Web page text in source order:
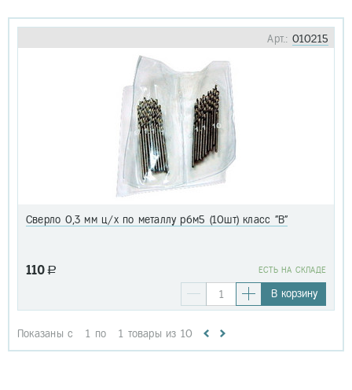
Арт.: 010215
Сверло 0,3 мм ц/х по металлу р6м5 (10шт) класс "В"
110 a EСТЬ НА СКЛАДЕ
В корзину
Показаны с 1 по 1 товары из 10